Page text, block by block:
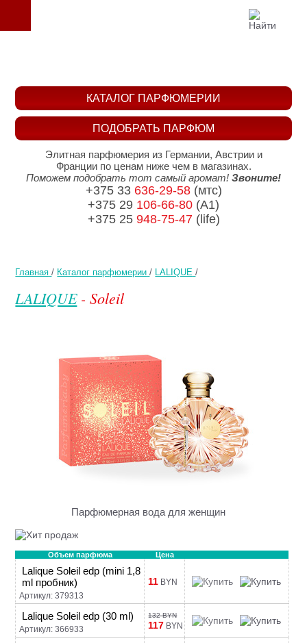
Главная / Каталог парфюмерии / LALIQUE /
LALIQUE- Soleil
Парфюмерная вода для женщин
Объем парфюма Цена
Lalique Soleil edp (mini 1,8
ml пробник)
Артикул: 379313
11 BYN
Lalique Soleil edp (30 ml)
Артикул: 366933
132 BYN
117 BYN
ПОДОБРАТЬ ПАРФЮМ
КАТАЛОГ ПАРФЮМЕРИИ
Элитная парфюмерия из Германии, Австрии и
Франции по ценам ниже чем в магазинах.
Поможем подобрать тот самый аромат! Звоните!
+375 33 636-29-58(мтс)
+375 29 106-66-80 (A1)
+375 25 948-75-47(life)